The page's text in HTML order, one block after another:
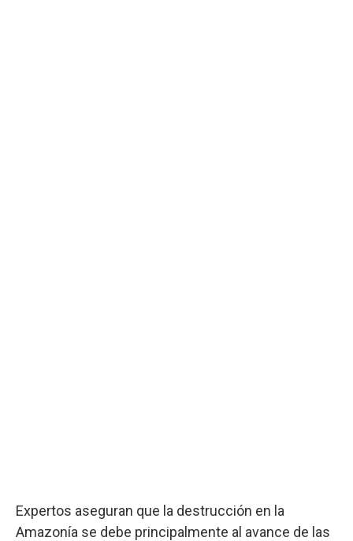
Expertos aseguran que la destrucción en la
Amazonía se debe principalmente al avance de las